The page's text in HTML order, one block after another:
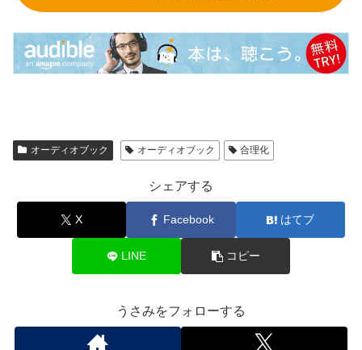
オーディオブック オーディオブック 合理化
シェアする
X Facebook はてブ
LINE コピー
うさみをフォローする